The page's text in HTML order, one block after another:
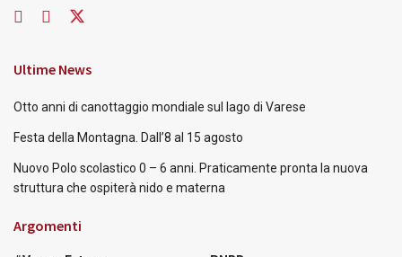
Ultime News
Otto anni di canottaggio mondiale sul lago di Varese
Festa della Montagna. Dall’8 al 15 agosto
Nuovo Polo scolastico 0 – 6 anni. Praticamente pronta la nuova
struttura che ospiterà nido e materna
Argomenti